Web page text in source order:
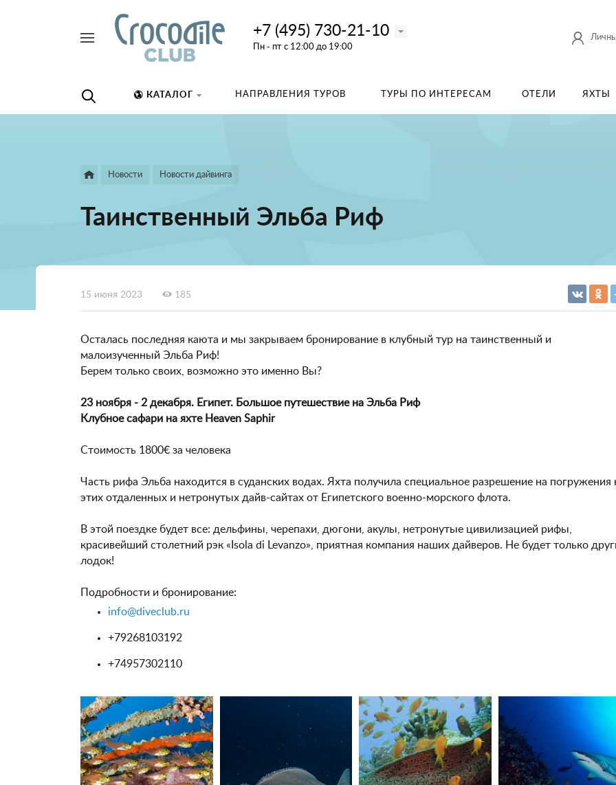
+7 (495) 730-21-10
Пн - пт с 12:00 до 19:00
КАТАЛОГ НАПРАВЛЕНИЯ ТУРОВ ТУРЫ ПО ИНТЕРЕСАМ ОТЕЛИ ЯХТЫ
Новости Новости дайвинга
Таинственный Эльба Риф
15 июня 2023 185
Осталась последняя каюта и мы закрываем бронирование в клубный тур на таинственный и
малоизученный Эльба Риф!
Берем только своих, возможно это именно Вы?
23 ноября - 2 декабря. Египет. Большое путешествие на Эльба Риф
Клубное сафари на яхте Heaven Saphir
Стоимость 1800€ за человека
Часть рифа Эльба находится в суданских водах. Яхта получила специальное разрешение на погружения
этих отдаленных и нетронутых дайв-сайтах от Египетского военно-морского флота.
В этой поездке будет все: дельфины, черепахи, дюгони, акулы, нетронутые цивилизацией рифы,
красивейший столетний рэк «Isola di Levanzo», приятная компания наших дайверов. Не будет только
лодок!
Подробности и бронирование:
info@diveclub.ru
+79268103192
+74957302110